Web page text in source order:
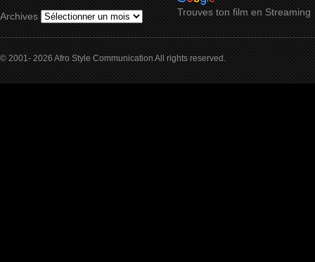
Archives
Trouves ton film en Streaming
© 2001- 2026 Afro Style Communication All rights reserved.